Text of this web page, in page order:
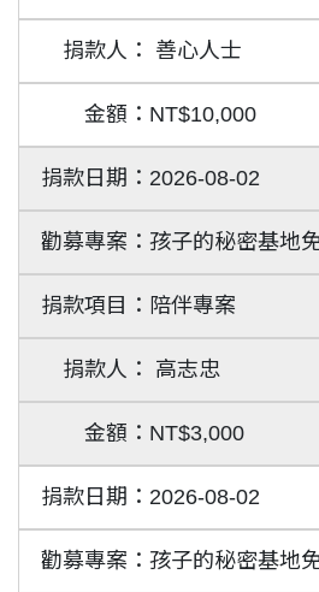
善心人士
NT$10,000
2026-08-02
孩子的秘密基地
陪伴專案
高志忠
NT$3,000
2026-08-02
孩子的秘密基地